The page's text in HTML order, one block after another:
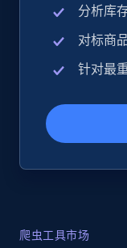
分析库
对标商
针对最
爬虫工具市场